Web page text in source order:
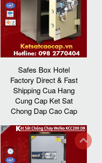
Safes Box Hotel
Factory Direct & Fast
Shipping Cua Hang
Cung Cap Ket Sat
Chong Dap Cao Cap